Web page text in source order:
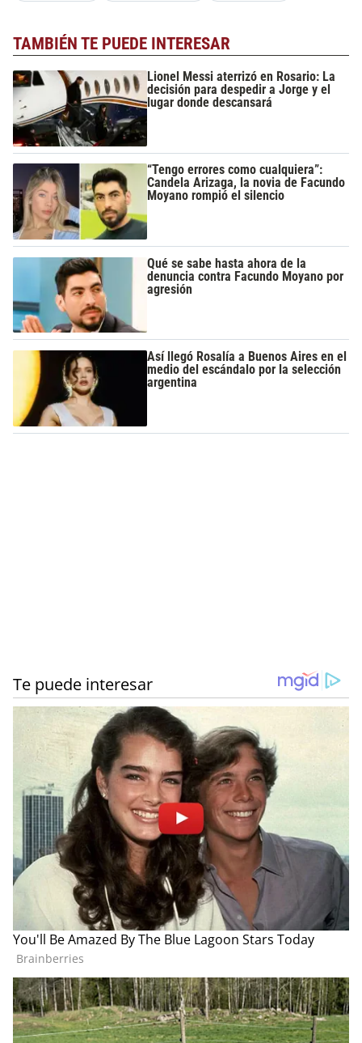
TAMBIÉN TE PUEDE INTERESAR
Lionel Messi aterrizó en Rosario: La
decisión para despedir a Jorge y el
lugar donde descansará
“Tengo errores como cualquiera”:
Candela Arizaga, la novia de Facundo
Moyano rompió el silencio
Qué se sabe hasta ahora de la
denuncia contra Facundo Moyano por
agresión
Así llegó Rosalía a Buenos Aires en el
medio del escándalo por la selección
argentina